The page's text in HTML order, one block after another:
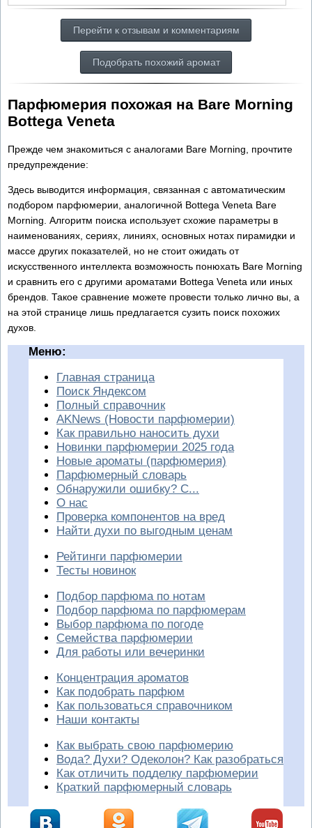
Перейти к отзывам и комментариям
Подобрать похожий аромат
Парфюмерия похожая на Bare Morning
Bottega Veneta
Прежде чем знакомиться с аналогами Bare Morning, прочтите
предупреждение:
Здесь выводится информация, связанная с автоматическим
подбором парфюмерии, аналогичной Bottega Veneta Bare
Morning. Алгоритм поиска использует схожие параметры в
наименованиях, сериях, линиях, основных нотах пирамидки и
массе других показателей, но не стоит ожидать от
искусственного интеллекта возможность понюхать Bare Morning
и сравнить его с другими ароматами Bottega Veneta или иных
брендов. Такое сравнение можете провести только лично вы, а
на этой странице лишь предлагается сузить поиск похожих
духов.
Меню:
Главная страница
Поиск Яндексом
Полный справочник
AKNews (Новости парфюмерии)
Как правильно наносить духи
Новинки парфюмерии 2025 года
Новые ароматы (парфюмерия)
Парфюмерный словарь
Обнаружили ошибку? С...
О нас
Проверка компонентов на вред
Найти духи по выгодным ценам
Рейтинги парфюмерии
Тесты новинок
Подбор парфюма по нотам
Подбор парфюма по парфюмерам
Выбор парфюма по погоде
Семейства парфюмерии
Для работы или вечеринки
Концентрация ароматов
Как подобрать парфюм
Как пользоваться справочником
Наши контакты
Как выбрать свою парфюмерию
Вода? Духи? Одеколон? Как разобраться
Как отличить подделку парфюмерии
Краткий парфюмерный словарь